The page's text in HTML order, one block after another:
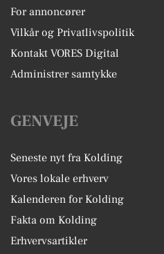
For annoncører
Vilkår og Privatlivspolitik
Kontakt VORES Digital
Administrer samtykke
GENVEJE
Seneste nyt fra Kolding
Vores lokale erhverv
Kalenderen for Kolding
Fakta om Kolding
Erhvervsartikler